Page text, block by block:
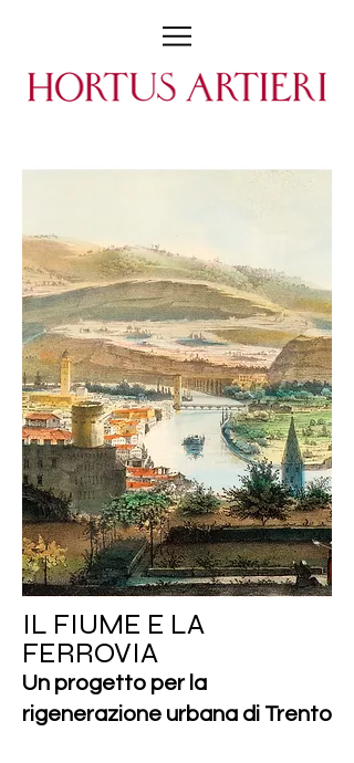
IL FIUME E LA
FERROVIA
Un progetto per la
rigenerazione urbana di Trento